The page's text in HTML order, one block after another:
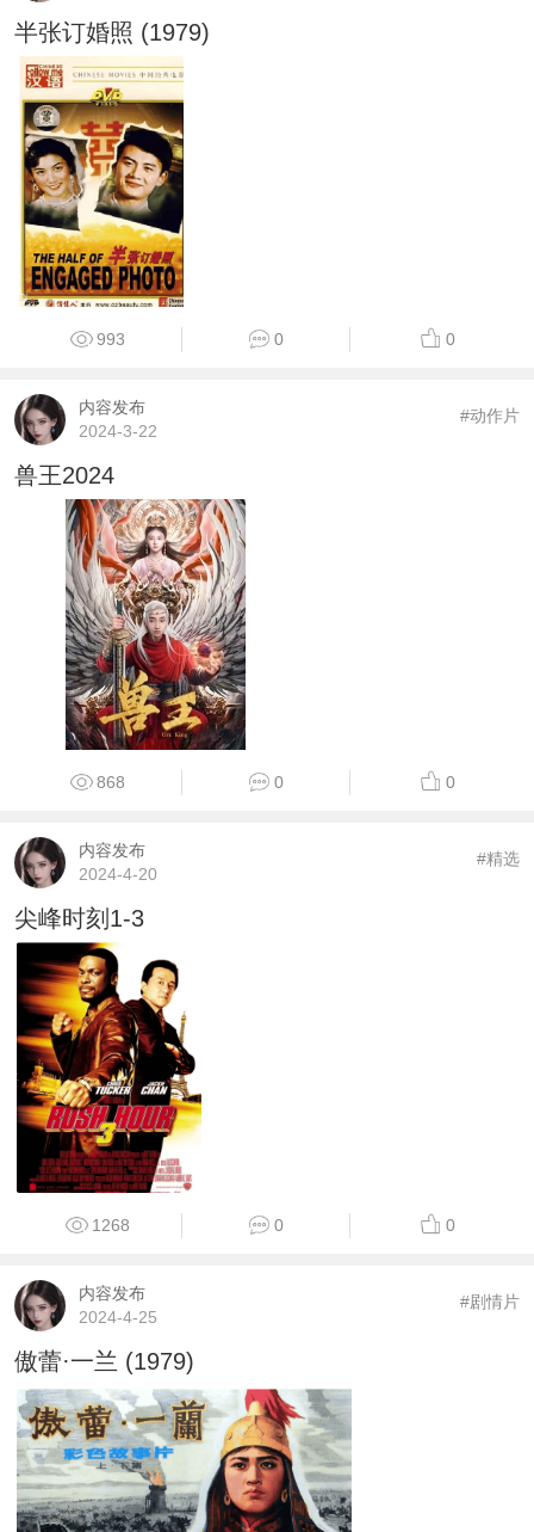
半张订婚照 (1979)
993 0 0
内容发布
2024-3-22
#动作片
兽王2024
868 0 0
内容发布
2024-4-20
#精选
尖峰时刻1-3
1268 0 0
内容发布
2024-4-25
#剧情片
傲蕾·一兰 (1979)